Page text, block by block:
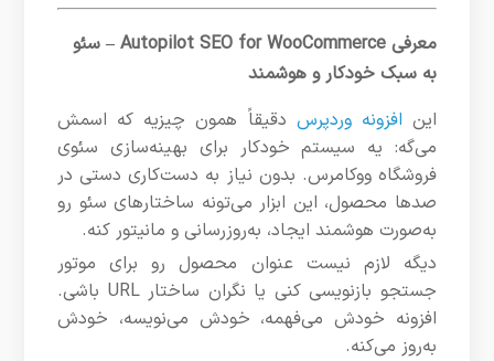
معرفی Autopilot SEO for WooCommerce – سئو
به سبک خودکار و هوشمند
این افزونه وردپرس دقیقاً همون چیزیه که اسمش
می‌گه: یه سیستم خودکار برای بهینه‌سازی سئوی
فروشگاه ووکامرس. بدون نیاز به دست‌کاری دستی در
صدها محصول، این ابزار می‌تونه ساختارهای سئو رو
به‌صورت هوشمند ایجاد، به‌روزرسانی و مانیتور کنه.
دیگه لازم نیست عنوان محصول رو برای موتور
جستجو بازنویسی کنی یا نگران ساختار URL باشی.
افزونه خودش می‌فهمه، خودش می‌نویسه، خودش
به‌روز می‌کنه.